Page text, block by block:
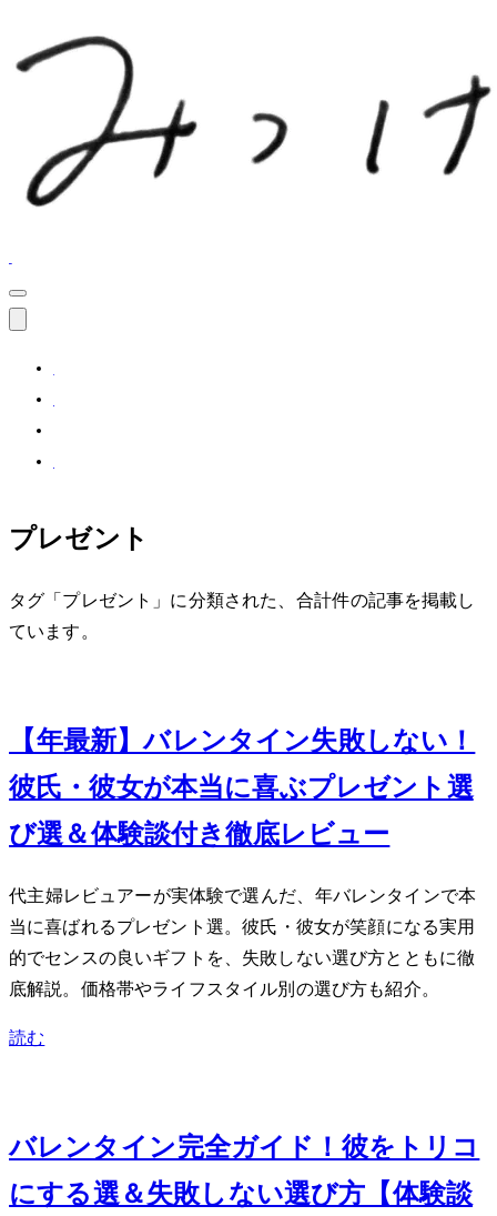
プレゼント
タグ「プレゼント」に分類された、合計 4 件の記事を掲載し
ています。
【2024年最新】バレンタイン失敗しない！
彼氏・彼女が本当に喜ぶプレゼント選
び5選＆体験談付き徹底レビュー
40代主婦レビュアーが実体験で選んだ、2024年バレンタインで本
当に喜ばれるプレゼント5選。彼氏・彼女が笑顔になる実用
的でセンスの良いギフトを、失敗しない選び方とともに徹
底解説。価格帯やライフスタイル別の選び方も紹介。
読む
バレンタイン2024完全ガイド！彼をトリコ
にする10選＆失敗しない選び方【体験談